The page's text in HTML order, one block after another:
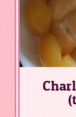
VIANDE
VEAU
PLAT
LEGUMES